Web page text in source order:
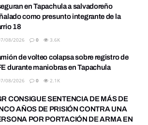
en Tapachula a salvadoreño
como presunto integrante de la
18
08/2026 0 3.6K
de volteo colapsa sobre registro de
durante maniobras en Tapachula
08/2026 0 2.1K
CONSIGUE SENTENCIA DE MÁS DE
AÑOS DE PRISIÓN CONTRA UNA
POR PORTACIÓN DE ARMA EN